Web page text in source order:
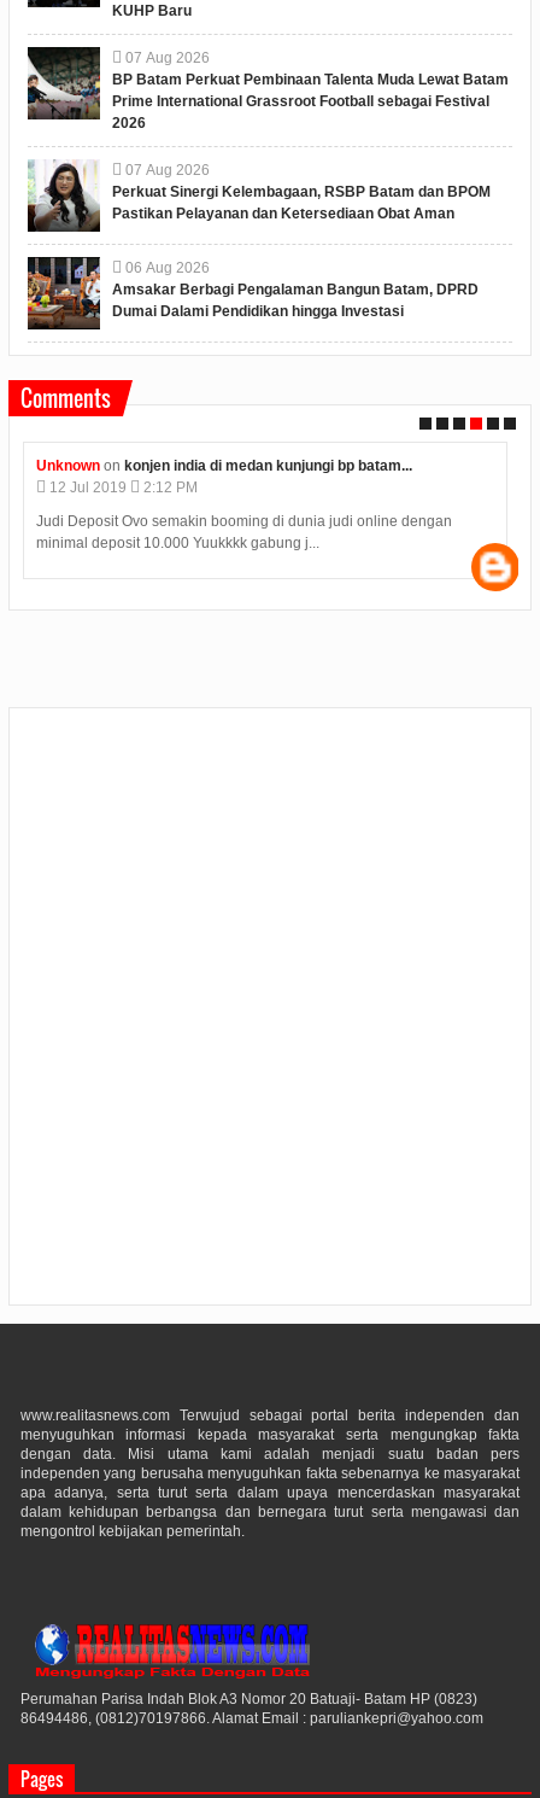
KUHP Baru
07 Aug 2026
BP Batam Perkuat Pembinaan Talenta Muda Lewat Batam
Prime International Grassroot Football sebagai Festival
2026
07 Aug 2026
Perkuat Sinergi Kelembagaan, RSBP Batam dan BPOM
Pastikan Pelayanan dan Ketersediaan Obat Aman
06 Aug 2026
Amsakar Berbagi Pengalaman Bangun Batam, DPRD
Dumai Dalami Pendidikan hingga Investasi
Comments
Anonymousonpolres karimun memberikan kue ulang...
09 Jul 2019
4:08 PM
Hasil Seleksi Bersama Perguruan Tinggi SBMPTN 2019 diumumkan
pada Selasa (9/7) pukul 15.00 WIB. Samp...
www.realitasnews.com Terwujud sebagai portal berita independen dan
menyuguhkan informasi kepada masyarakat serta mengungkap fakta
dengan data. Misi utama kami adalah menjadi suatu badan pers
independen yang berusaha menyuguhkan fakta sebenarnya ke masyarakat
apa adanya, serta turut serta dalam upaya mencerdaskan masyarakat
dalam kehidupan berbangsa dan bernegara turut serta mengawasi dan
mengontrol kebijakan pemerintah.
Perumahan Parisa Indah Blok A3 Nomor 20 Batuaji- Batam HP (0823)
86494486, (0812)70197866. Alamat Email : paruliankepri@yahoo.com
Pages